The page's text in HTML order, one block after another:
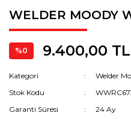
WELDER MOODY
%0 9.400,00 TL
Kategori Welder
Stok Kodu
Garanti Süresi
24 Ay